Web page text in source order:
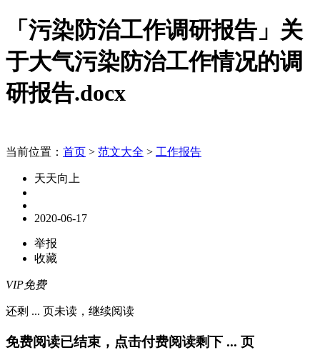
「污染防治工作调研报告」关
于大气污染防治工作情况的调
研报告.docx
当前位置： 首页 > 范文大全 > 工作报告
天天向上
2020-06-17
举报
收藏
VIP免费
还剩 ... 页未读， 继续阅读
免费阅读已结束，点击付费阅读剩下 ... 页